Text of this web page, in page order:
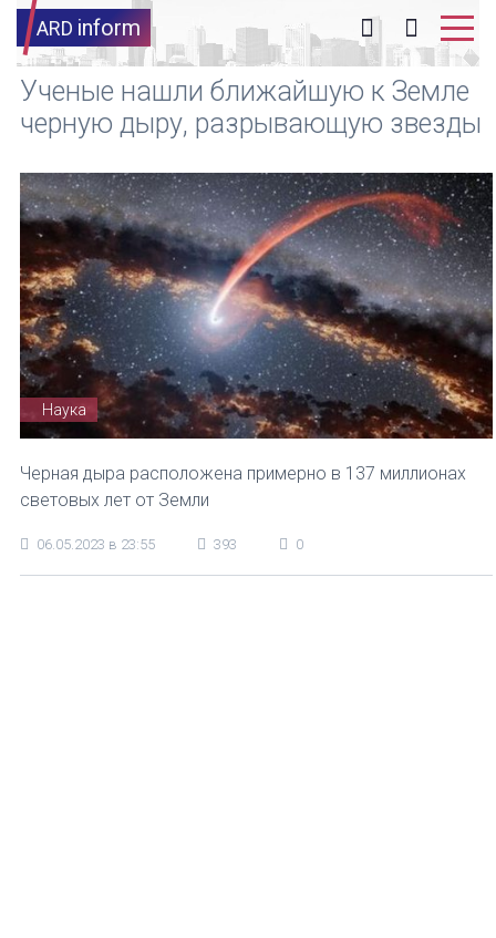
ARD inform
Ученые нашли ближайшую к Земле
черную дыру, разрывающую звезды
Наука
Черная дыра расположена примерно в 137 миллионах
световых лет от Земли
06.05.2023 в 23:55 393 0